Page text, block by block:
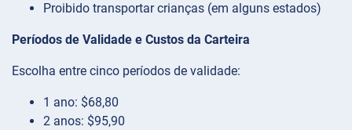
Proibido transportar crianças (em alguns estados)
Períodos de Validade e Custos da Carteira
Escolha entre cinco períodos de validade:
1 ano: $68,80
2 anos: $95,90